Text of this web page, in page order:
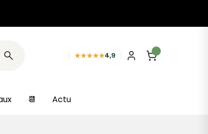
★★★★★4,9
📆 Actu